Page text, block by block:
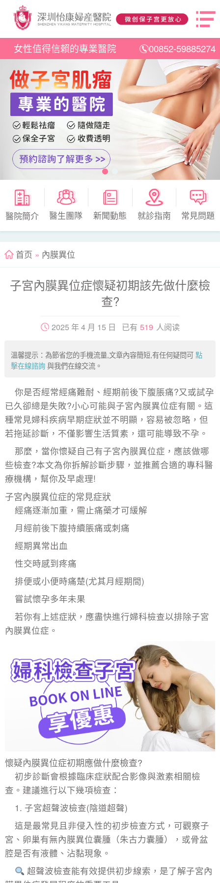
女性值得信賴的專業醫院 00852-59885274
醫院簡介 醫生團隊 新聞動態 就診指南 常見問題
首页 » 內膜異位
子宮內膜異位症懷疑初期該先做什麼檢
查?
2025 年 4 月 15 日 已有 519 人阅读
溫馨提示：為節省您的手機流量,文章內容簡短,有任何疑問可點
擊在線諮詢 與我們在線交流。
你是否經常經痛難耐、經期前後下腹脹痛?又或試孕
已久卻總是失敗?小心可能與子宮內膜異位症有關。這
種常見婦科疾病早期症狀並不明顯，容易被忽略，但
若拖延診斷，不僅影響生活質素，還可能導致不孕。
那麼，當你懷疑自己有子宮內膜異位症，應該做哪
些檢查?本文為你拆解診斷步驟，並推薦合適的專科醫
療機構，幫你及早處理!
子宮內膜異位症的常見症狀
經痛逐漸加重，需止痛藥才可緩解
月經前後下腹持續脹痛或刺痛
經期異常出血
性交時感到疼痛
排便或小便時痛楚(尤其月經期間)
嘗試懷孕多年未果
若你有上述症狀，應盡快進行婦科檢查以排除子宮
內膜異位症。
懷疑內膜異位症初期應做什麼檢查?
初步診斷會根據臨床症狀配合影像與激素相關檢
查。建議進行以下幾項檢查：
1. 子宮超聲波檢查(陰道超聲)
這是最常見且非侵入性的初步檢查方式，可觀察子
宮、卵巢有無內膜異位囊腫（朱古力囊腫），或骨盆
腔是否有液體、沾黏現象。
超聲波檢查能有效提供初步線索，是了解子宮內